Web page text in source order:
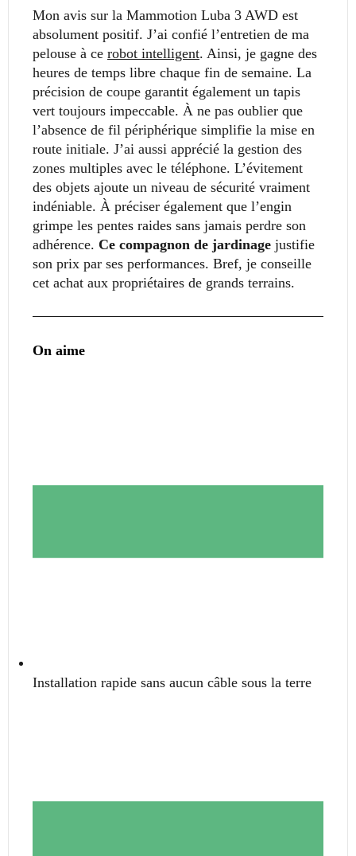
Mon avis sur la Mammotion Luba 3 AWD est
absolument positif. J’ai confié l’entretien de ma
pelouse à ce robot intelligent. Ainsi, je gagne des
heures de temps libre chaque fin de semaine. La
précision de coupe garantit également un tapis
vert toujours impeccable. À ne pas oublier que
l’absence de fil périphérique simplifie la mise en
route initiale. J’ai aussi apprécié la gestion des
zones multiples avec le téléphone. L’évitement
des objets ajoute un niveau de sécurité vraiment
indéniable. À préciser également que l’engin
grimpe les pentes raides sans jamais perdre son
adhérence. Ce compagnon de jardinage justifie
son prix par ses performances. Bref, je conseille
cet achat aux propriétaires de grands terrains.
On aime
Installation rapide sans aucun câble sous la terre